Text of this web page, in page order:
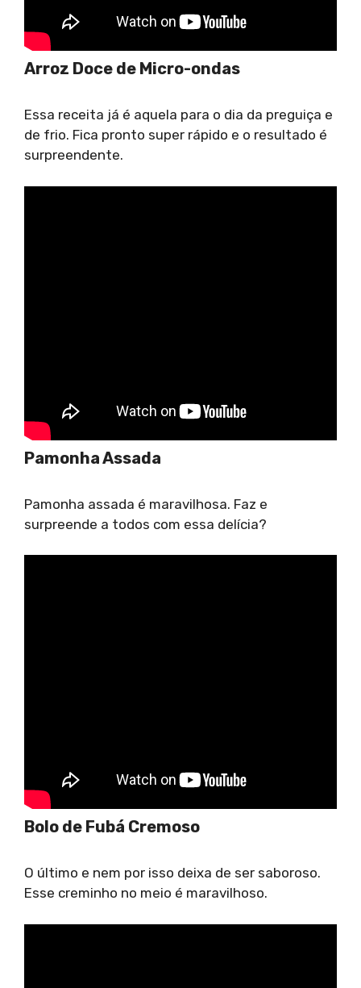
Arroz Doce de Micro-ondas
Essa receita já é aquela para o dia da preguiça e
de frio. Fica pronto super rápido e o resultado é
surpreendente.
Pamonha Assada
Pamonha assada é maravilhosa. Faz e
surpreende a todos com essa delícia?
Bolo de Fubá Cremoso
O último e nem por isso deixa de ser saboroso.
Esse creminho no meio é maravilhoso.